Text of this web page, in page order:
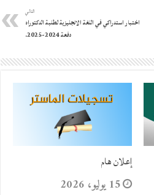
التالي
اختبار استدراكي في اللغة الانجليزية لطلبة الدكتوراه
دفعة 2024-2025.
إعلان هام
15 يوليو، 2026